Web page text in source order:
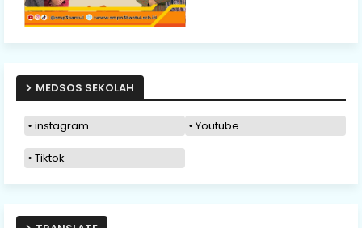
MEDSOS SEKOLAH
instagram Youtube
Tiktok